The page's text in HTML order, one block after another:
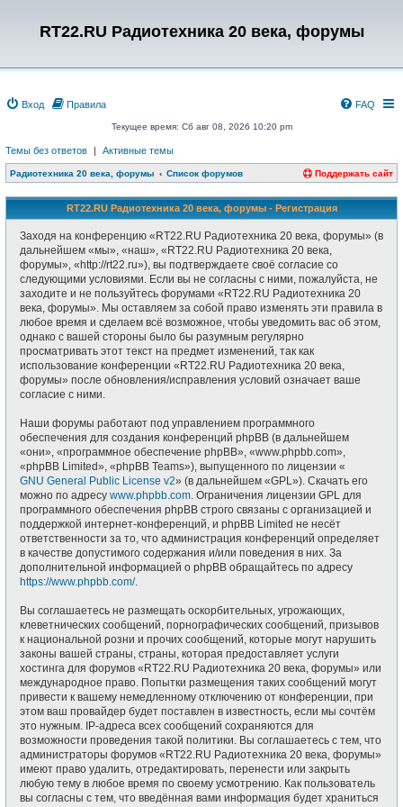
RT22.RU Радиотехника 20 века, форумы
Вход FAQ
Правила
Текущее время: Сб авг 08, 2026 10:20 pm
Темы без ответов | Активные темы
Радиотехника 20 века, форумы Список форумов Поддержать сайт
RT22.RU Радиотехника 20 века, форумы - Регистрация
Заходя на конференцию «RT22.RU Радиотехника 20 века, форумы» (в
дальнейшем «мы», «наш», «RT22.RU Радиотехника 20 века,
форумы», «http://rt22.ru»), вы подтверждаете своё согласие со
следующими условиями. Если вы не согласны с ними, пожалуйста, не
заходите и не пользуйтесь форумами «RT22.RU Радиотехника 20
века, форумы». Мы оставляем за собой право изменять эти правила в
любое время и сделаем всё возможное, чтобы уведомить вас об этом,
однако с вашей стороны было бы разумным регулярно
просматривать этот текст на предмет изменений, так как
использование конференции «RT22.RU Радиотехника 20 века,
форумы» после обновления/исправления условий означает ваше
согласие с ними.
Наши форумы работают под управлением программного
обеспечения для создания конференций phpBB (в дальнейшем
«они», «программное обеспечение phpBB», «www.phpbb.com»,
«phpBB Limited», «phpBB Teams»), выпущенного по лицензии «
GNU General Public License v2» (в дальнейшем «GPL»). Скачать его
можно по адресу www.phpbb.com. Ограничения лицензии GPL для
программного обеспечения phpBB строго связаны с организацией и
поддержкой интернет-конференций, и phpBB Limited не несёт
ответственности за то, что администрация конференций определяет
в качестве допустимого содержания и/или поведения в них. За
дополнительной информацией о phpBB обращайтесь по адресу
https://www.phpbb.com/.
Вы соглашаетесь не размещать оскорбительных, угрожающих,
клеветнических сообщений, порнографических сообщений, призывов
к национальной розни и прочих сообщений, которые могут нарушить
законы вашей страны, страны, которая предоставляет услуги
хостинга для форумов «RT22.RU Радиотехника 20 века, форумы» или
международное право. Попытки размещения таких сообщений могут
привести к вашему немедленному отключению от конференции, при
этом ваш провайдер будет поставлен в известность, если мы сочтём
это нужным. IP-адреса всех сообщений сохраняются для
возможности проведения такой политики. Вы соглашаетесь с тем, что
администраторы форумов «RT22.RU Радиотехника 20 века, форумы»
имеют право удалить, отредактировать, перенести или закрыть
любую тему в любое время по своему усмотрению. Как пользователь
вы согласны с тем, что введённая вами информация будет храниться